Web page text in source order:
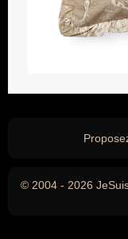
© 2004 - 2026